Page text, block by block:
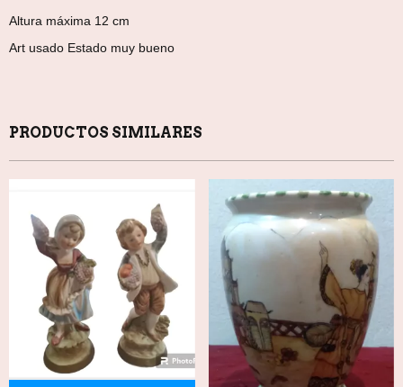
Altura máxima 12 cm
Art usado Estado muy bueno
PRODUCTOS SIMILARES